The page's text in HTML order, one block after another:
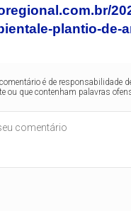
plantio-de-
é de responsabilidade
ou que contenham palavras